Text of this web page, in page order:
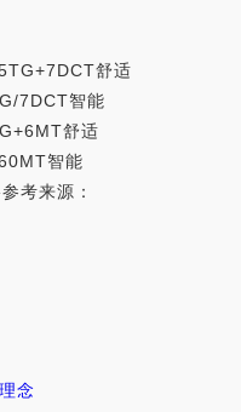
舒适
7DCT智能
舒适
智能
考来源：
理念